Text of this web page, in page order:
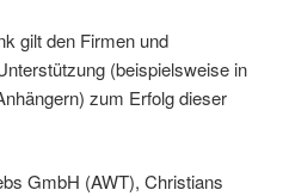
gilt den Firmen und
(beispielsweise in
zum Erfolg dieser
GmbH (AWT), Christians